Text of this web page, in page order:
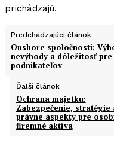
prichádzajú.
Predchádzajúci článok
Onshore spoločnosti:
nevýhody a dôležitosť pre
podnikateľov
Ďalší článok
Ochrana majetku:
Zabezpečenie, stratégie
právne aspekty pre
firemné aktíva